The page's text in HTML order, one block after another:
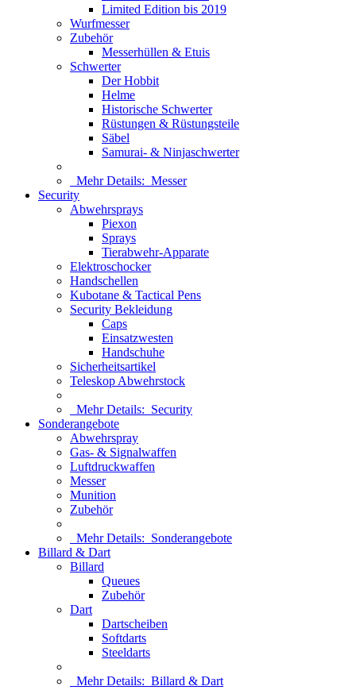
Limited Edition bis 2019
Wurfmesser
Zubehör
Messerhüllen & Etuis
Schwerter
Der Hobbit
Helme
Historische Schwerter
Rüstungen & Rüstungsteile
Säbel
Samurai- & Ninjaschwerter
Mehr Details: Messer
Security
Abwehrsprays
Piexon
Sprays
Tierabwehr-Apparate
Elektroschocker
Handschellen
Kubotane & Tactical Pens
Security Bekleidung
Caps
Einsatzwesten
Handschuhe
Sicherheitsartikel
Teleskop Abwehrstock
Mehr Details: Security
Sonderangebote
Abwehrspray
Gas- & Signalwaffen
Luftdruckwaffen
Messer
Munition
Zubehör
Mehr Details: Sonderangebote
Billard & Dart
Billard
Queues
Zubehör
Dart
Dartscheiben
Softdarts
Steeldarts
Mehr Details: Billard & Dart